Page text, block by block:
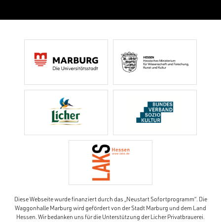
Diese Webseite wurde finanziert durch das „Neustart Sofortprogramm“. Die
Waggonhalle Marburg wird gefördert von der Stadt Marburg und dem Land
Hessen. Wir bedanken uns für die Unterstützung der Licher Privatbrauerei.